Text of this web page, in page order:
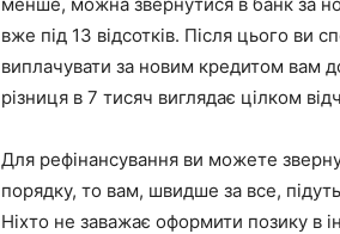
вже під 13 відсотків. Після цього ви
виплачувати за новим кредитом вам
різниця в 7 тисяч виглядає цілком
Для рефінансування ви можете
порядку, то вам, швидше за все, підуть
Ніхто не заважає оформити позику в